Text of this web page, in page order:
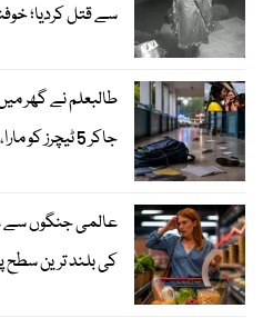
سے قتل کردیا؛
طالبعلم نے گھر
جاکر 5 ٹیچرز کو مارا، ہوشربا تفصیلات
عالمی جنگوں سے
کی بلند ترین سطح